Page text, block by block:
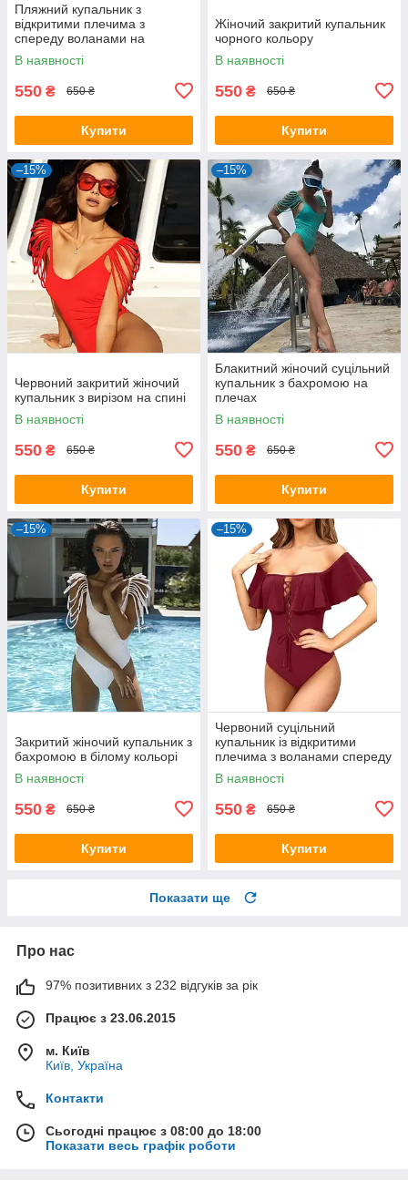
Пляжний купальник з
відкритими плечима з
спереду воланами на
шнурівці
В наявності
550 ₴ 650 ₴
Купити
Жіночий закритий купальник
чорного кольору
В наявності
550 ₴ 650 ₴
Купити
–15%
Червоний закритий жіночий
купальник з вирізом на спині
В наявності
550 ₴ 650 ₴
Купити
–15%
Блакитний жіночий суцільний
купальник з бахромою на
плечах
В наявності
550 ₴ 650 ₴
Купити
–15%
Закритий жіночий купальник з
бахромою в білому кольорі
В наявності
550 ₴ 650 ₴
Купити
–15%
Червоний суцільний
купальник із відкритими
плечима з воланами спереду
на шнурівці
В наявності
550 ₴ 650 ₴
Купити
Показати ще
Про нас
97% позитивних з 232 відгуків за рік
Працює з 23.06.2015
м. Київ
Київ, Україна
Контакти
Сьогодні працює з 08:00 до 18:00
Показати весь графік роботи